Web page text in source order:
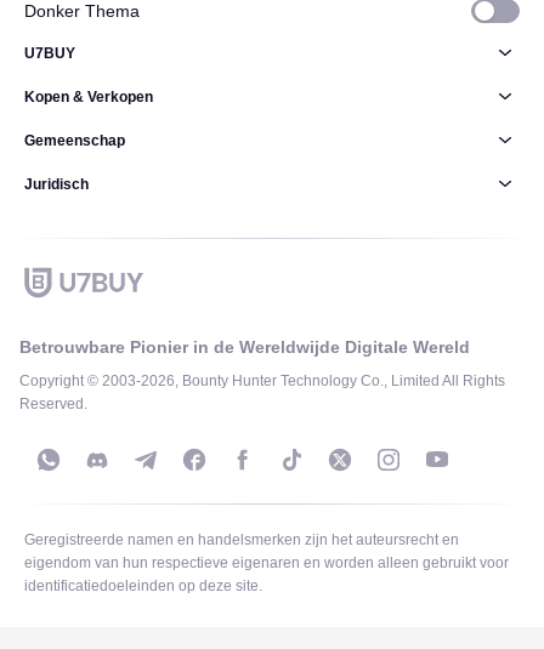
Donker Thema
Betrouwbare Pionier in de Wereldwijde Digitale Wereld
Copyright © 2003-2026, Bounty Hunter Technology Co., Limited All Rights
Reserved.
U7BUY
Kopen & Verkopen
Gemeenschap
Juridisch
Geregistreerde namen en handelsmerken zijn het auteursrecht en
eigendom van hun respectieve eigenaren en worden alleen gebruikt voor
identificatiedoeleinden op deze site.